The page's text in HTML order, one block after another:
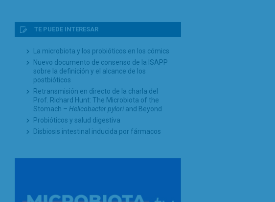
TE PUEDE INTERESAR
La microbiota y los probióticos en los cómics
Nuevo documento de consenso de la ISAPP
sobre la definición y el alcance de los
postbióticos
Retransmisión en directo de la charla del
Prof. Richard Hunt: The Microbiota of the
Stomach – Helicobacter pylori and Beyond
Probióticos y salud digestiva
Disbiosis intestinal inducida por fármacos